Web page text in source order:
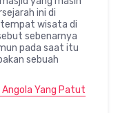
ini di
tempat wisata di
sebenarnya
pada saat itu
sebuah
Angola Yang Patut